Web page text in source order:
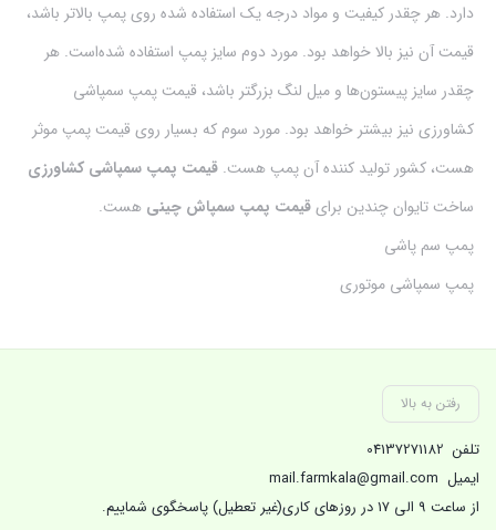
دارد. هر چقدر کیفیت و مواد درجه یک استفاده شده روی پمپ بالاتر باشد،
قیمت آن نیز بالا خواهد بود. مورد دوم سایز پمپ استفاده شده‌است. هر
چقدر سایز پیستون‌ها و میل لنگ بزرگتر باشد، قیمت پمپ سمپاشی
کشاورزی نیز بیشتر خواهد بود. مورد سوم که بسیار روی قیمت پمپ موثر
هست، کشور تولید کننده آن پمپ هست. قیمت پمپ سمپاشی کشاورزی
ساخت تایوان چندین برایقیمت پمپ سمپاش چینی هست.
پمپ سم پاشی
پمپ سمپاشی موتوری
رفتن به بالا
تلفن 04137271182
ایمیل mail.farmkala@gmail.com
از ساعت 9 الی 17 در روزهای کاری(غیر تعطیل) پاسخگوی شماییم.